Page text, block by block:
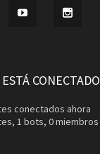
CONECTADO
conectados ahora
1 bots, 0 miembros